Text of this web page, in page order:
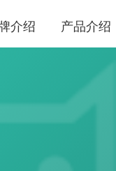
介绍 产品介绍